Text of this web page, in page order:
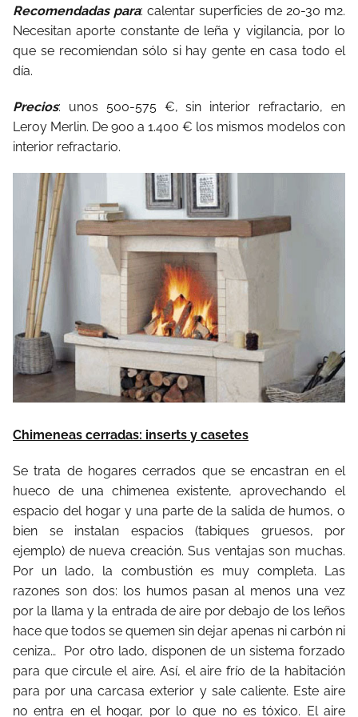
Recomendadas para: calentar superficies de 20-30 m2.
Necesitan aporte constante de leña y vigilancia, por lo
que se recomiendan sólo si hay gente en casa todo el
día.
Precios: unos 500-575 €, sin interior refractario, en
Leroy Merlin. De 900 a 1.400 € los mismos modelos con
interior refractario.
Chimeneas cerradas: inserts y casetes
Se trata de hogares cerrados que se encastran en el
hueco de una chimenea existente, aprovechando el
espacio del hogar y una parte de la salida de humos, o
bien se instalan espacios (tabiques gruesos, por
ejemplo) de nueva creación. Sus ventajas son muchas.
Por un lado, la combustión es muy completa. Las
razones son dos: los humos pasan al menos una vez
por la llama y la entrada de aire por debajo de los leños
hace que todos se quemen sin dejar apenas ni carbón ni
ceniza… Por otro lado, disponen de un sistema forzado
para que circule el aire. Así, el aire frío de la habitación
para por una carcasa exterior y sale caliente. Este aire
no entra en el hogar, por lo que no es tóxico. El aire